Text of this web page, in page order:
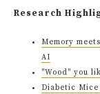
Research
Memory
AI
"Wood" you
Diabetic